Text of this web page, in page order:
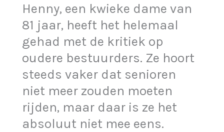
Henny, een kwieke dame van
81 jaar, heeft het helemaal
gehad met de kritiek op
oudere bestuurders. Ze hoort
steeds vaker dat senioren
niet meer zouden moeten
rijden, maar daar is ze het
absoluut niet mee eens.